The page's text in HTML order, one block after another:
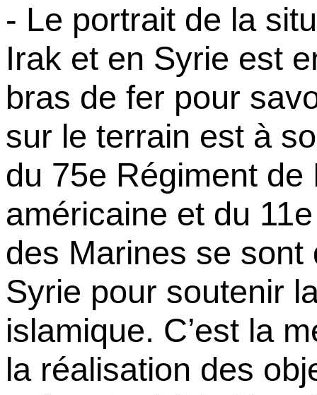
- Le portrait de la
Irak et en Syrie est
bras de fer pour
sur le terrain est à
du 75e Régiment de
américaine et du
des Marines se sont
Syrie pour soutenir
islamique. C’est la
la réalisation des